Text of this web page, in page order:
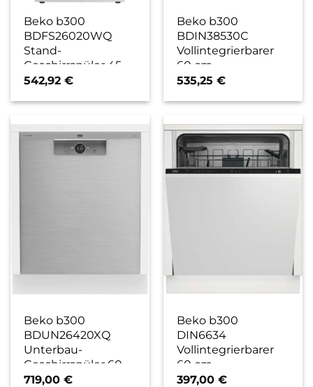
Beko b300
BDFS26020WQ
Stand-
Geschirrspüler 45
cm weiß / E
542,92€
Beko b300
BDIN38530C
Vollintegrierbarer
60 cm
Geschirrspüler / D
535,25€
Beko b300
BDUN26420XQ
Unterbau-
Geschirrspüler 60
cm edelstahl / E
719,00€
Beko b300
DIN6634
Vollintegrierbarer
60 cm
Geschirrspüler / E
397,00€